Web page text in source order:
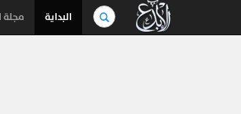
بحث
في
الموسوعة..
البداية مجلة